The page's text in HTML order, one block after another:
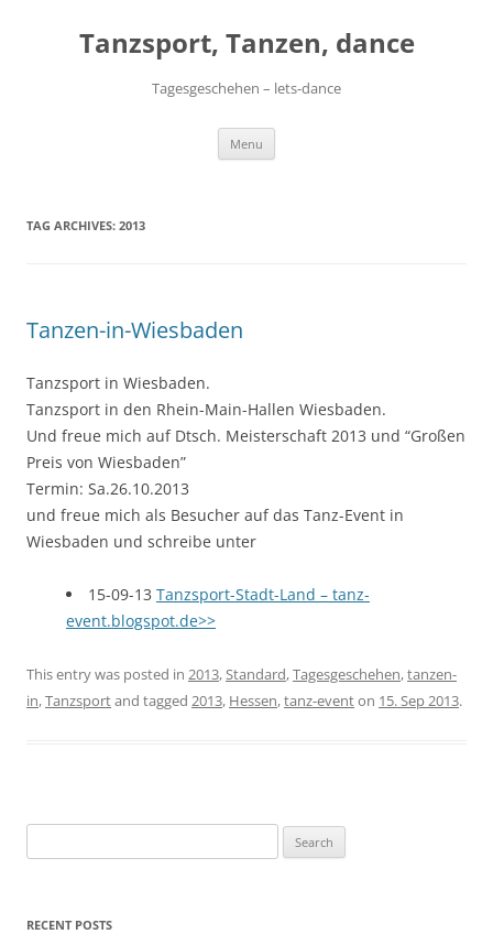
contentTanzsport, Tanzen, dance
Tagesgeschehen – lets-dance
Menu
TAG ARCHIVES: 2013
Tanzen-in-Wiesbaden
Tanzsport in Wiesbaden.
Tanzsport in den Rhein-Main-Hallen Wiesbaden.
Und freue mich auf Dtsch. Meisterschaft 2013 und “Großen
Preis von Wiesbaden”
Termin: Sa.26.10.2013
und freue mich als Besucher auf das Tanz-Event in
Wiesbaden und schreibe unter
15-09-13 Tanzsport-Stadt-Land – tanz-
event.blogspot.de>>
This entry was posted in 2013,Standard,Tagesgeschehen,tanzen-
in,Tanzsportand tagged 2013, Hessen,tanz-eventon 15. Sep 2013.
e
rRECENT POSTS